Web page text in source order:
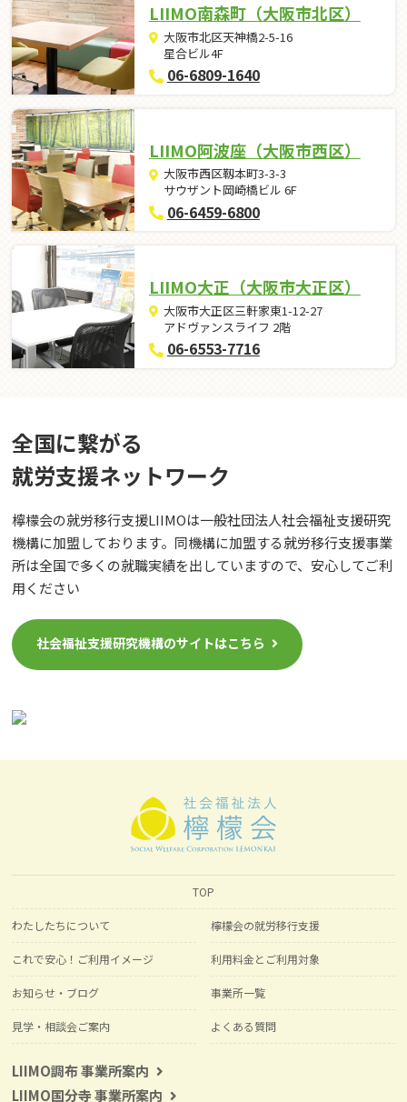
LIIMO南森町（大阪市北区）
大阪市北区天神橋2-5-16
星合ビル4F
06-6809-1640
LIIMO阿波座（大阪市西区）
大阪市西区靱本町3-3-3
サウザント岡崎橋ビル 6F
06-6459-6800
LIIMO大正（大阪市大正区）
大阪市大正区三軒家東1-12-27
アドヴァンスライフ 2階
06-6553-7716
全国に繋がる
就労⽀援ネットワーク
檸檬会の就労移行支援LIIMOは一般社団法人社会福祉支援研究
機構に加盟しております。同機構に加盟する就労移行支援事業
所は全国で多くの就職実績を出していますので、安心してご利
用ください
社会福祉支援研究機構のサイトはこちら
TOP
わたしたちについて 檸檬会の就労移行支援
これで安心！ご利用イメージ 利用料金とご利用対象
お知らせ・ブログ 事業所一覧
見学・相談会ご案内 よくある質問
LIIMO調布 事業所案内
LIIMO国分寺 事業所案内